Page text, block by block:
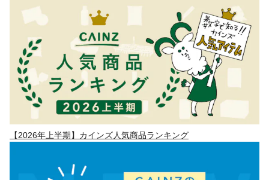
【2026年上半期】カインズ人気商品ランキング